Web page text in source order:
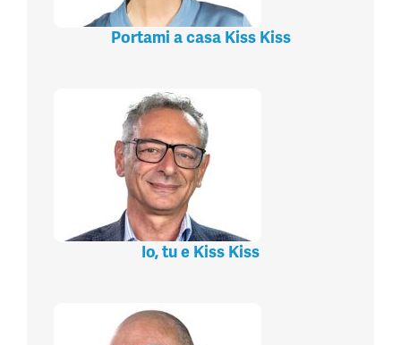
Portami a casa Kiss Kiss
Io, tu e Kiss Kiss